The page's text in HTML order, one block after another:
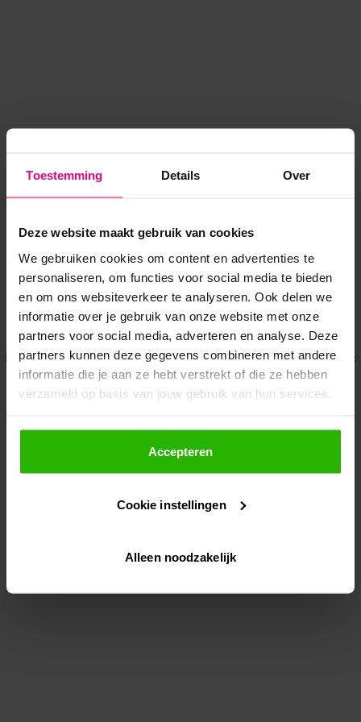
Toestemming Details Over
Deze website maakt gebruik van cookies
We gebruiken cookies om content en advertenties te
personaliseren, om functies voor social media te bieden
en om ons websiteverkeer te analyseren. Ook delen we
informatie over je gebruik van onze website met onze
partners voor social media, adverteren en analyse. Deze
partners kunnen deze gegevens combineren met andere
informatie die je aan ze hebt verstrekt of die ze hebben
verzameld op basis van jouw gebruik van hun services.
Als je op "Accepteer" klikt, dan geef je Voordeeluitjes.nl
toestemming om cookies voor social media en
gepersonaliseerde advertenties te plaatsen.
Lees hier meer over in onsprivacybeleid
Via "Cookie instellingen" kun je ook zelf instellen welke
Accepteren
Cookie instellingen
Alleen noodzakelijk
Application error: a client-side exception has occurred while
loadingwww.voordeeluitjes.nl (see the browser console for more
information).